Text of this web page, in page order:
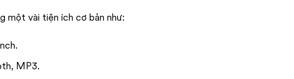
một vài tiện ích cơ bản như:
MP3.